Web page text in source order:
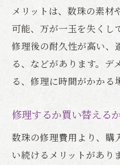
メリットは、数珠の素材
可能、万が一玉を失くし
修理後の耐久性が高い、
る、などがあります。デ
る、修理に時間がかかる
修理するか買い替えるか
数珠の修理費用より、購
い続けるメリットがあり